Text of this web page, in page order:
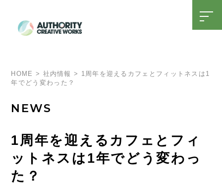
t
g
v
HOME > 社内情報 > 1周年を迎えるカフェとフィットネスは1
年でどう変わった？
NEWS
1周年を迎えるカフェとフィ
ットネスは1年でどう変わっ
た？